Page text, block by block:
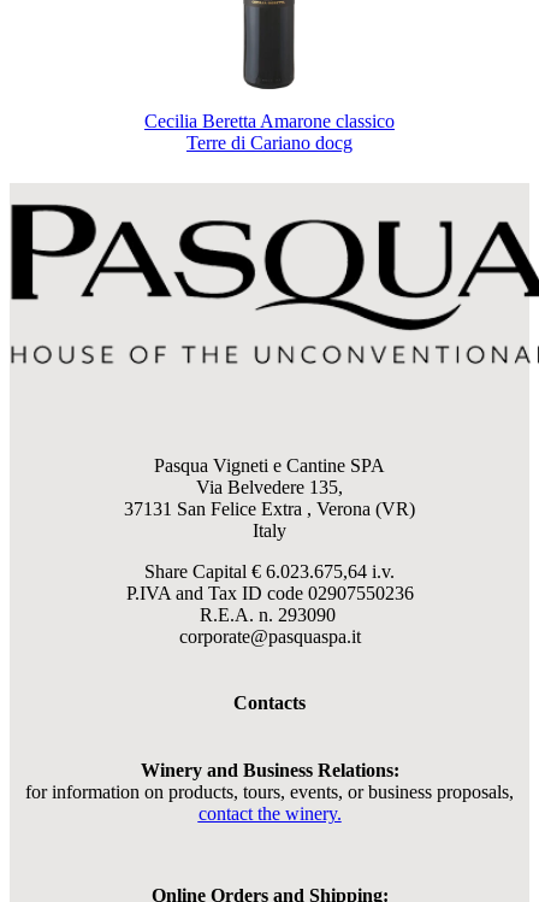
Cecilia Beretta Amarone classico
Terre di Cariano docg
Pasqua Vigneti e Cantine SPA
Via Belvedere 135,
37131 San Felice Extra , Verona (VR)
Italy
Share Capital € 6.023.675,64 i.v.
P.IVA and Tax ID code 02907550236
R.E.A. n. 293090
corporate@pasquaspa.it
Contacts
Winery and Business Relations:
for information on products, tours, events, or business proposals,
contact the winery.
Online Orders and Shipping: